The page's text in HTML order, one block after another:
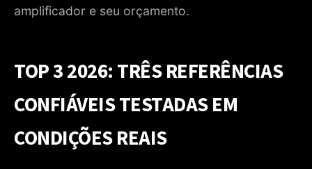
9. ALTERNATIVAS CRÍVEIS FORA DO “BULLET”
11. MEU VEREDITO 2026: QUAL MICRO PARA QUAL
PERFIL?
amplificador e seu orçamento.
TOP 3 2026: TRÊS REFERÊNCIAS
CONFIÁVEIS TESTADAS EM
CONDIÇÕES REAIS